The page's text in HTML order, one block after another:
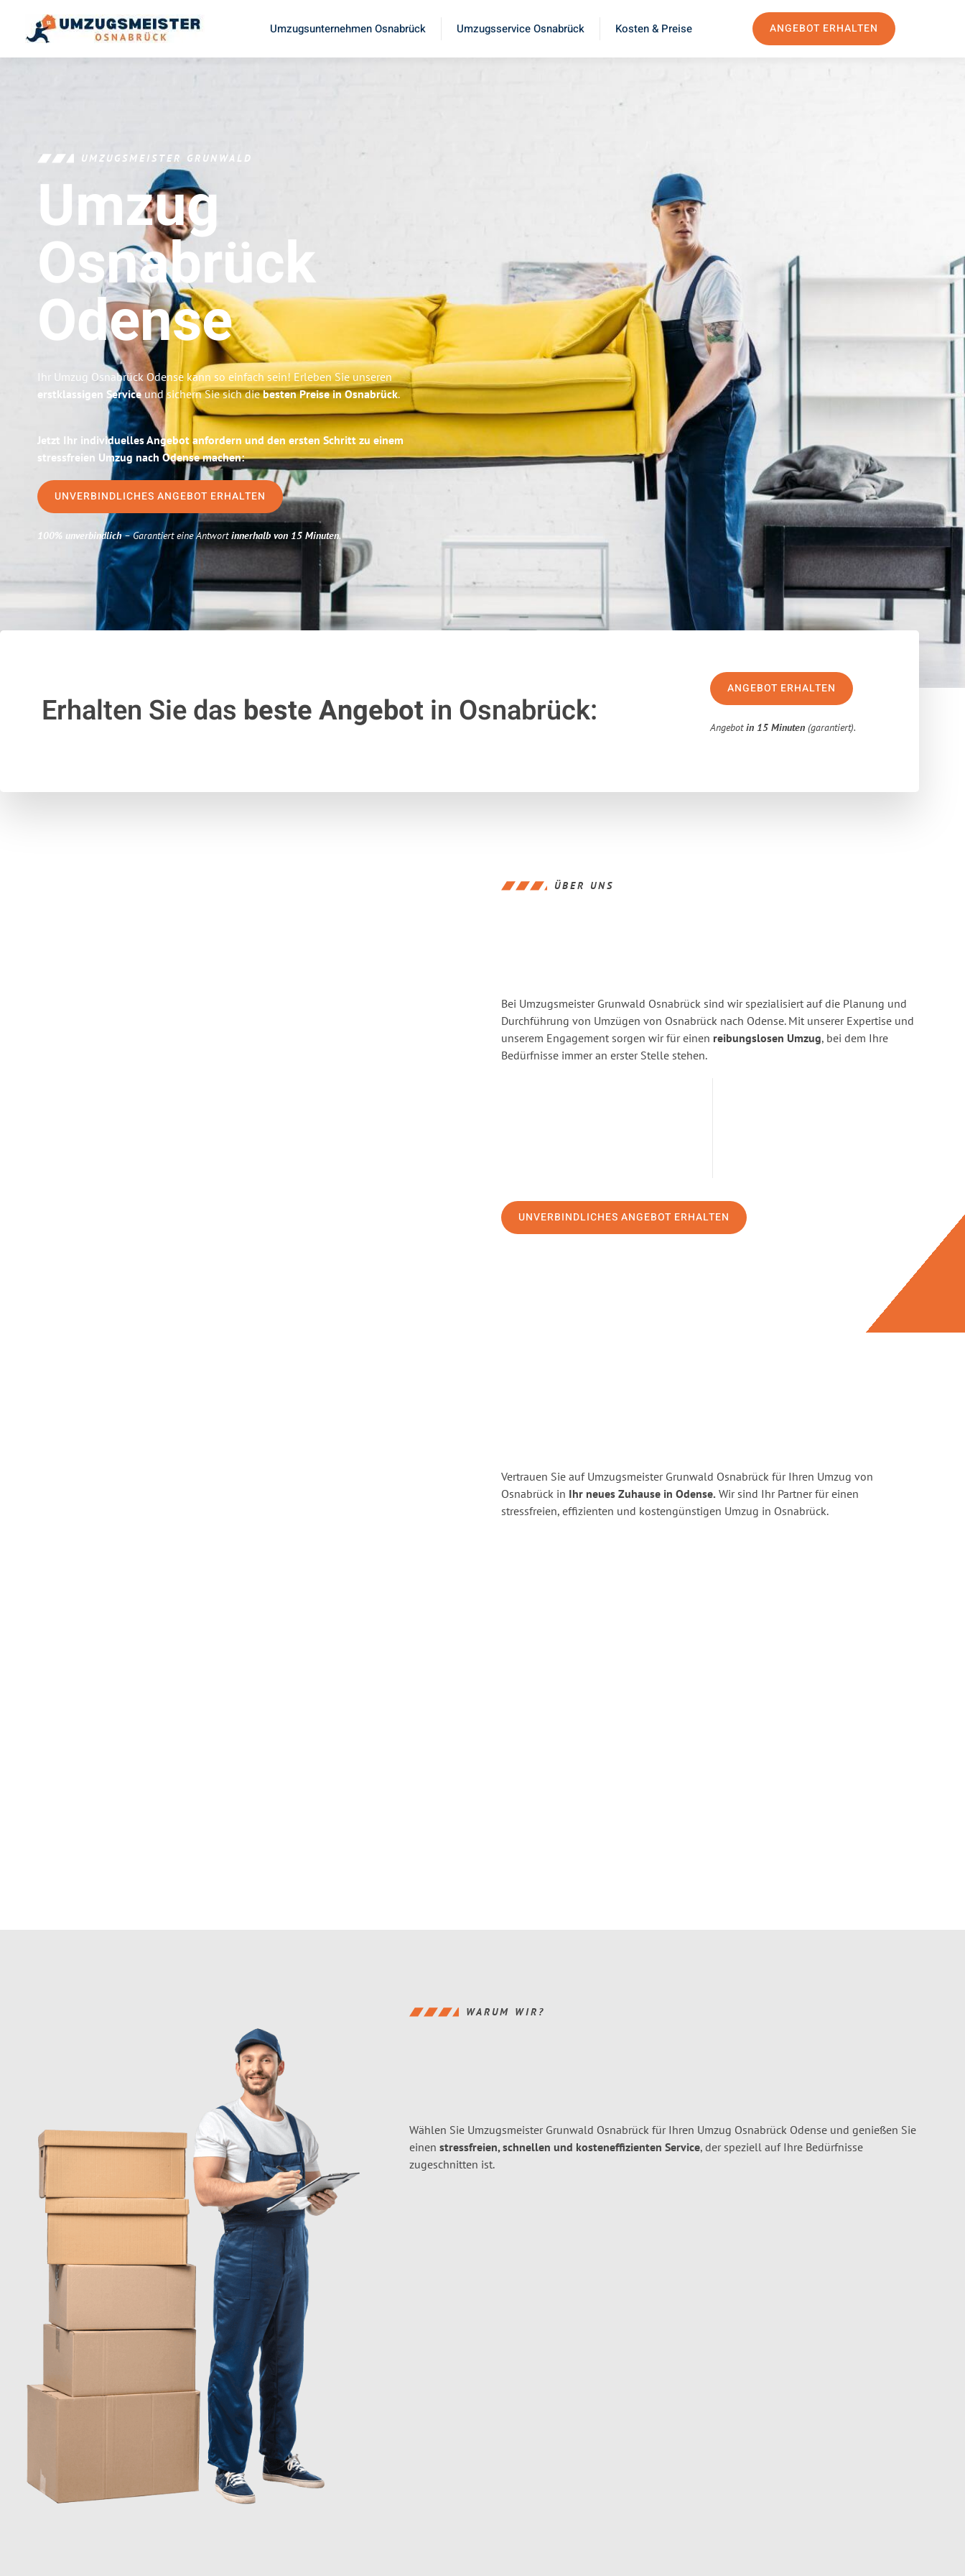
Umzugsunternehmen Osnabrück Umzugsservice Osnabrück Kosten & Preise ANGEBOT ERHALTEN
UMZUGSMEISTER GRUNWALD
Umzug
Osnabrück
Odense
Ihr Umzug Osnabrück Odense kann so einfach sein! Erleben Sie unseren
erstklassigen Serviceund sichern Sie sich diebesten Preise in Osnabrück.
Jetzt Ihr individuelles Angebot anfordern und den ersten Schritt zu einem
stressfreien Umzug nach Odense machen:
UNVERBINDLICHES ANGEBOT ERHALTEN
100% unverbindlich– Garantiert eine Antwortinnerhalb von 15 Minuten.
Erhalten Sie das beste Angebotin Osnabrück:
ANGEBOT ERHALTEN
Angebotin 15 Minuten (garantiert).
ÜBER UNS
Bei Umzugsmeister Grunwald Osnabrück sind wir spezialisiert auf die Planung und
Durchführung von Umzügen von Osnabrück nach Odense. Mit unserer Expertise und
unserem Engagement sorgen wir für einen reibungslosen Umzug, bei dem Ihre
Bedürfnisse immer an erster Stelle stehen.
UNVERBINDLICHES ANGEBOT ERHALTEN
Vertrauen Sie auf Umzugsmeister Grunwald Osnabrück für Ihren Umzug von
Osnabrück in Ihr neues Zuhause in Odense. Wir sind Ihr Partner für einen
stressfreien, effizienten und kostengünstigen Umzug in Osnabrück.
WARUM WIR?
Wählen Sie Umzugsmeister Grunwald Osnabrück für Ihren Umzug Osnabrück Odense und genießen Sie
einen stressfreien, schnellen und kosteneffizienten Service, der speziell auf Ihre Bedürfnisse
zugeschnitten ist.